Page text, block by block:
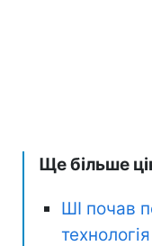
Ще більше
ШІ почав